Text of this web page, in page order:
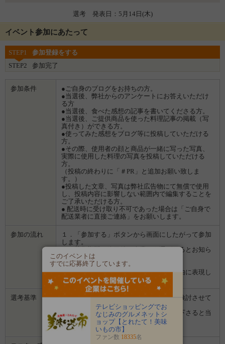
選考 発表日：5月14日(木)
イベント参加にあたって
STEP1
参加登録をする
STEP2
参加完了
参加条件
●ご自身のブログをお持ちの方。
●当選後、弊社からのアンケートにお答えいただけ
る方
●当選後、食べた感想の記事を書いてくださる方。
●当選後、ご提供商品を使った料理記事の掲載（写
真付き）ができる方。
●使ってみた感想をブログ等に投稿していただける
方。
●その際、使用者の顔と商品が一緒に写った写真、
実際に使用した料理の写真を投稿していただける
方。
（投稿の終わりに「＃PR」と追加お願い致しま
す。）
●投稿した文章、写真は弊社広告物にて無償で使用
し、投稿内容に影響しない範囲内で編集することを
ご了承いただける方。
● 配送時に受け取り不可であった場合は「ご自身で
配送業者に直接ご連絡」をお願いします。
参加の流れ
１．「参加する」ボタンから画面にしたがって参加
します。
２．募集期間の終了後、企業から選ばれるとお知ら
せがあります。
３．企業から商品などが届きます。
４．試していただいた感想や口コミを自由に表現し
て投稿してください。
選考基準
アンケートの回答と、ブログを訪問して検討させて
※ブログに商品への期待や想いを書いて下さると当
選率がＵＰ！
閲覧して選考いたします。
このイベントは
すでに応募終了しています。
テレビショッピングでお
なじみのグルメネットシ
ョップ【とれたて！美味
いもの市】
ファン数 18335名